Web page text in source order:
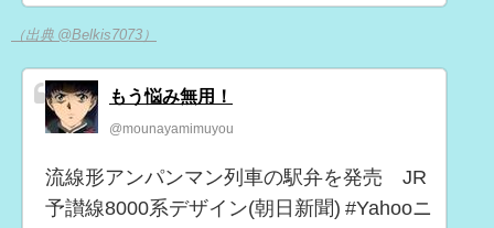
（出典 @Belkis7073）
もう悩み無用！
@mounayamimuyou
流線形アンパンマン列車の駅弁を発売 JR
予讃線8000系デザイン(朝日新聞) #Yahooニ